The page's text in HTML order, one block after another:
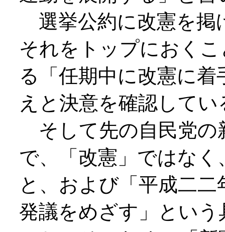
選挙公約に改憲を掲
それをトップにおく
る「任期中に改憲に
えと決意を確認してい
そして先の自民党の
で、「改憲」ではな
と、および「平成二
発議をめざす」とい